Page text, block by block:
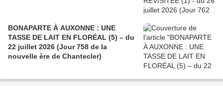
BONAPARTE À AUXONNE : UNE
TASSE DE LAIT EN FLORÉAL (5) – du
22 juillet 2026 (Jour 758 de la
nouvelle ère de Chantecler)